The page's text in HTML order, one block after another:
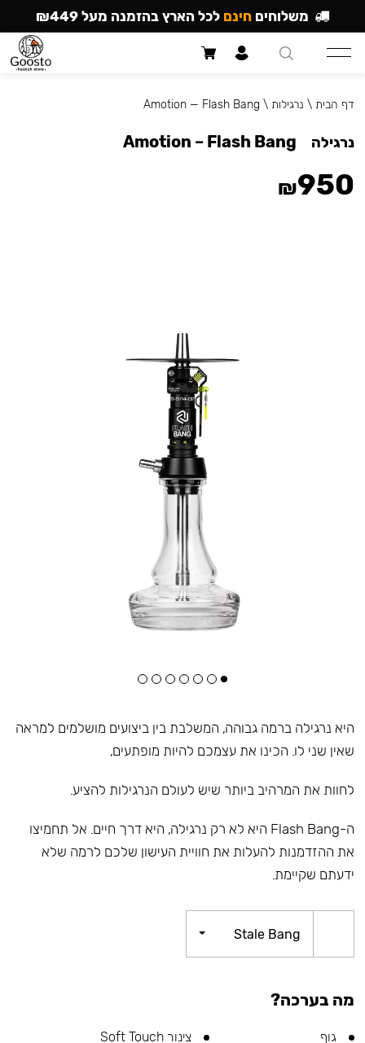
היא נרגילה ברמה גבוהה, המשלבת בין ביצועים מושלמים למראה
שאין שני לו. הכינו את עצמכם להיות מופתעים,
לחוות את המרהיב ביותר שיש לעולם הנרגילות להציע.
ה-Flash Bang היא לא רק נרגילה, היא דרך חיים. אל תחמיצו
את ההזדמנות להעלות את חוויית העישון שלכם לרמה שלא
ידעתם שקיימת.
Stale Bang
מה בערכה?
גוף
צינור Soft Touch
דף הבית \ נרגילות \
Amotion — Flash Bang
נרגילה Amotion – Flash Bang
₪950
משלוחים חינם לכל הארץ בהזמנה מעל ₪449